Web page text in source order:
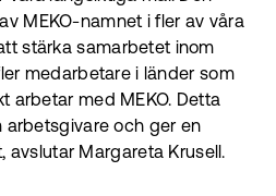
MEKO-namnet i fler av våra
stärka samarbetet inom
medarbetare i länder som
arbetar med MEKO. Detta
arbetsgivare och ger en
avslutar Margareta Krusell.